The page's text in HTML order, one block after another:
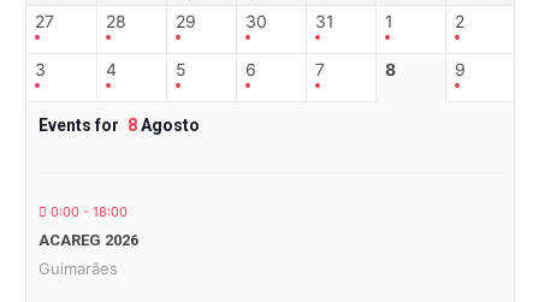
27 28 29 30 31 1 2
3 4 5 6 7 8 9
Events for 8Agosto
0:00 - 18:00
ACAREG 2026
Guimarães